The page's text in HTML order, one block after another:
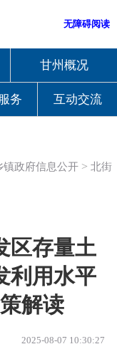
无障碍阅读
甘州概况
务 互动交流
镇政府信息公开 >北街
区存量土
利用水平
解读
2025-08-07 10:30:27